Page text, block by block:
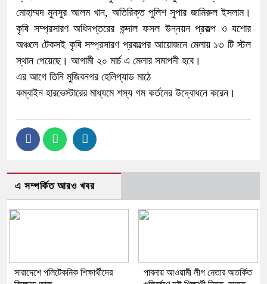
মোহাম্মদ মুনসুর আলম খান, অতিরিক্ত পুলিশ সুপার জামিরুল ইসলাম।
কৃষি সম্প্রসারণ অধিদপ্তরের কন্দাল ফসল উন্নয়ন প্রকল্প ও যশোর
অঞ্চলে টেকসই কৃষি সম্প্রসারণ প্রকল্পের আয়োজনে মেলায় ১৩ টি স্টল
স্থান পেয়েছে। আগামী ২০ মার্চ এ মেলার সমাপনী হবে।
এর আগে তিনি মুজিবনগর হেলিপ্যাড মাঠে
কম্বাইন হারভেস্টারের মাধ্যমে শস্য গম কর্তনের উদ্বোধনে করেন।
এ সম্পর্কিত আরও খবর
সারাদেশে পলিটেকনিক শিক্ষার্থীদের
পাবনায় আওয়ামী লীগ নেতার অতর্কিত